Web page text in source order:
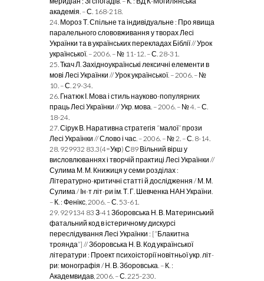
академія. – С. 168-218.
24. Мороз Т. Спільне та індивідуальне : Про явища
паралельного слововживання у творах Лесі
Українки та в українських перекладах Біблії // Урок
української. – 2006. – № 11-12. – С. 28-31.
25. Ткач Л. Західноукраїнські лексичні елементи в
мові Лесі Українки // Урок української. – 2006. – №
10. – С. 29-34.
26. Гнатюк І. Мова і стиль науково-популярних
праць Лесі Українки // Укр. мова. – 2006. – № 4. – С.
18-24.
27. Сірук В. Наративна стратегія “малої” прози
Лесі Українки // Слово і час. – 2006. – № 2. – С. 8-14.
28. 929932 83.3(4=Укр) С89 Вільний вірш у
висловлюваннях і творчій практиці Лесі Українки //
Сулима М. М. Книжиця у семи розділах :
Літературно-критичні статті й дослідження / М. М.
Сулима / Ін-т літ-ри ім. Т. Г. Шевченка НАН України.
– К. : Фенікс, 2006. – С. 53-61.
29. 929134 83 З-41 Зборовська Н. В. Материнський
фатальний код в істеричному дискурсі
переслідування Лесі Українки : [“Блакитна
троянда”] // Зборовська Н. В. Код української
літератури : Проект психоісторії новітньої укр. літ-
ри: монографія / Н. В. Зборовська. – К. :
Академвидав, 2006. – С. 225-230.